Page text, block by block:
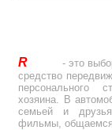
R
- это
средство
персонального
хозяина. В
семьей и
фильмы,